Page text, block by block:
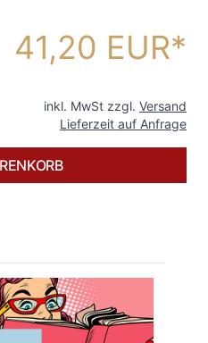
41,20 EUR
inkl. MwSt zzgl. Versand
Lieferzeit auf Anfrage